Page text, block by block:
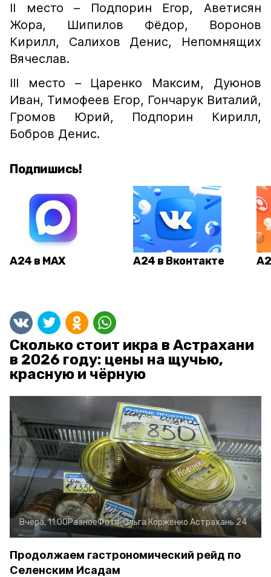
II место – Подпорин Егор, Аветисян
Жора, Шипилов Фёдор, Воронов
Кирилл, Салихов Денис, Непомнящих
Вячеслав.
III место – Царенко Максим, Дуюнов
Иван, Тимофеев Егор, Гончарук Виталий,
Громов Юрий, Подпорин Кирилл,
Бобров Денис.
Подпишись!
А24 в MAX А24 в Вконтакте
Сколько стоит икра в Астрахани
в 2026 году: цены на щучью,
красную и чёрную
Вчера, 11:00РазноеФото:Ольга Корженко Астрахань 24
Продолжаем гастрономический рейд по
Селенским Исадам